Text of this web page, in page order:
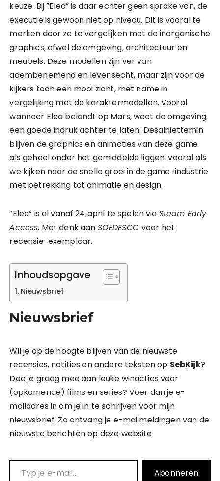
keuze. Bij ”Elea” is daar echter geen sprake van, de
executie is gewoon niet op niveau. Dit is vooral te
merken door ze te vergelijken met de inorganische
graphics, ofwel de omgeving, architectuur en
meubels. Deze modellen zijn ver van
adembenemend en levensecht, maar zijn voor de
kijkers toch een mooi zicht, met name in
vergelijking met de karaktermodellen. Vooral
wanneer Elea belandt op Mars, weet de omgeving
een goede indruk achter te laten. Desalniettemin
blijven de graphics en animaties van deze game
als geheel onder het gemiddelde liggen, vooral als
we kijken naar de snelle groei in de game-industrie
met betrekking tot animatie en design.
”Elea” is al vanaf 24 april te spelen via Steam Early
Access. Met dank aan SOEDESCO voor het
recensie-exemplaar.
Inhoudsopgave
Nieuwsbrief
Nieuwsbrief
Wil je op de hoogte blijven van de nieuwste
recensies, notities en andere teksten op SebKijk?
Doe je graag mee aan leuke winacties voor
(opkomende) films en series? Voer dan je e-
mailadres in om je in te schrijven voor mijn
nieuwsbrief. Zo ontvang je e-mailmeldingen van de
nieuwste berichten op deze website.
Typ je e-mail…
Abonneren